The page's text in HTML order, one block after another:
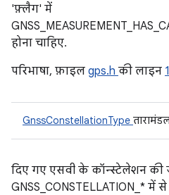
'फ़्लैग' में
होना चाहिए.
परिभाषा, फ़ाइल gps.h की लाइन
GnssConstellationType
दिए गए एसवी के कॉन्स्टेलेशन की
GNSS_CONSTELLATION_* में